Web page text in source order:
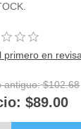
primero en
antiguo: $102.68
$89.00